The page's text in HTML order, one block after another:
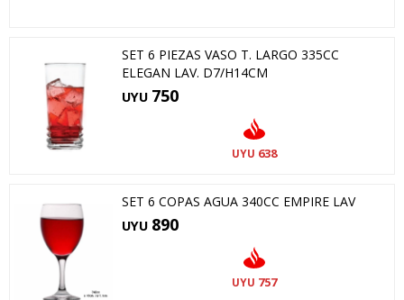
SET 6 PIEZAS VASO T. LARGO 335CC
ELEGAN LAV. D7/H14CM
UYU 750
UYU 638
SET 6 COPAS AGUA 340CC EMPIRE LAV
UYU 890
UYU 757